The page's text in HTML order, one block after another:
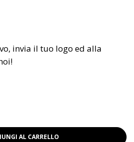
invia il tuo logo ed alla
AL CARRELLO